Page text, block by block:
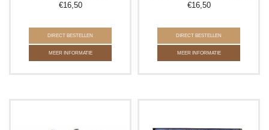
€16,50
DIRECT BESTELLEN
MEER INFORMATIE
€16,50
DIRECT BESTELLEN
MEER INFORMATIE